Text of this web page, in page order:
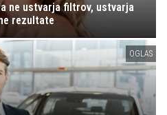
ne ustvarja filtrov, ustvarja
rezultate
OGLAS